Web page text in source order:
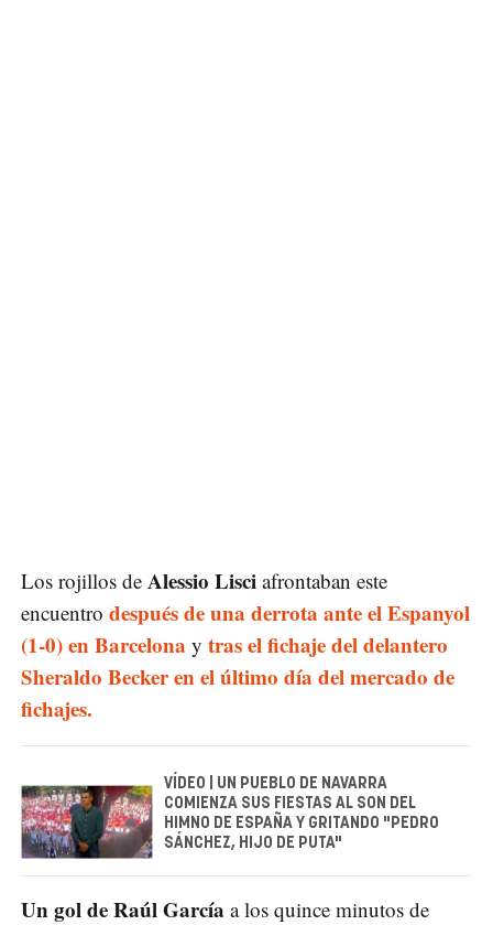
Los rojillos de Alessio Lisci afrontaban este
encuentro después de una derrota ante el Espanyol
(1-0) en Barcelona y tras el fichaje del delantero
Sheraldo Becker en el último día del mercado de
fichajes.
VÍDEO | UN PUEBLO DE NAVARRA
COMIENZA SUS FIESTAS AL SON DEL
HIMNO DE ESPAÑA Y GRITANDO "PEDRO
SÁNCHEZ, HIJO DE PUTA"
Un gol de Raúl García a los quince minutos de